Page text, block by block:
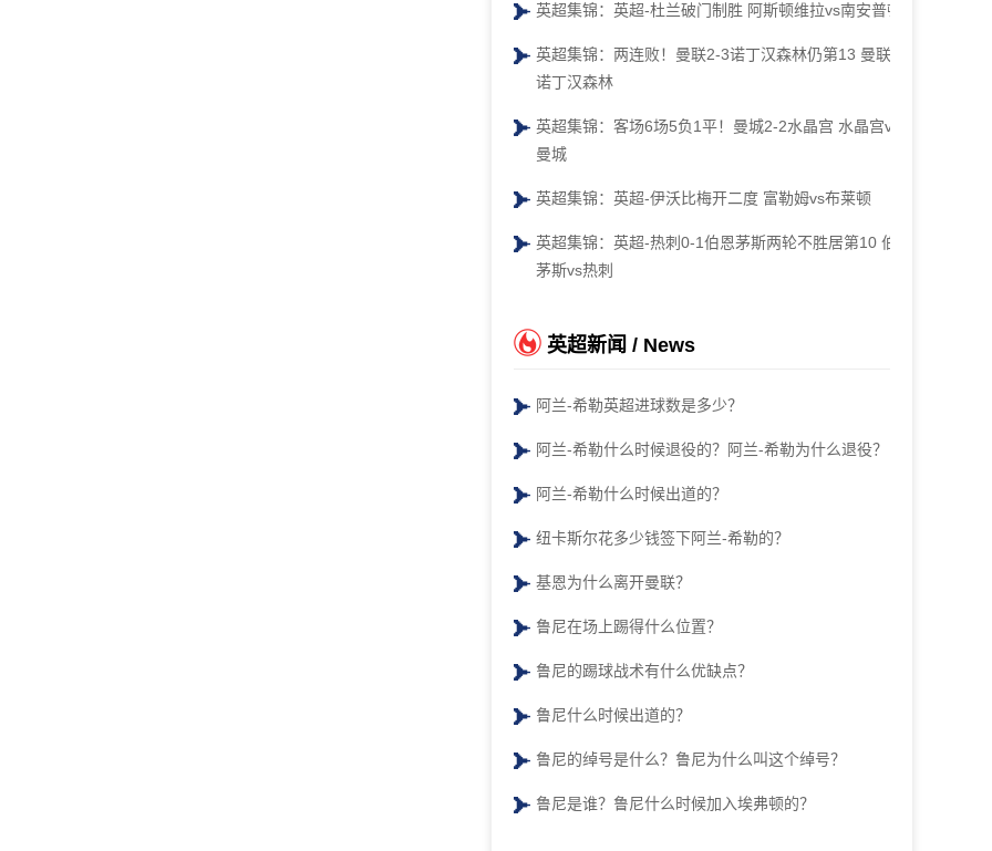
英超集锦：英超-杜兰破门制胜 阿斯顿维拉vs南安普顿
英超集锦：两连败！曼联2-3诺丁汉森林仍第13 曼联vs
诺丁汉森林
英超集锦：客场6场5负1平！曼城2-2水晶宫 水晶宫vs
曼城
英超集锦：英超-伊沃比梅开二度 富勒姆vs布莱顿
英超集锦：英超-热刺0-1伯恩茅斯两轮不胜居第10 伯恩
茅斯vs热刺
英超新闻 / News
阿兰-希勒英超进球数是多少？
阿兰-希勒什么时候退役的？阿兰-希勒为什么退役？
阿兰-希勒什么时候出道的？
纽卡斯尔花多少钱签下阿兰-希勒的？
基恩为什么离开曼联？
鲁尼在场上踢得什么位置？
鲁尼的踢球战术有什么优缺点？
鲁尼什么时候出道的？
鲁尼的绰号是什么？鲁尼为什么叫这个绰号？
鲁尼是谁？鲁尼什么时候加入埃弗顿的？